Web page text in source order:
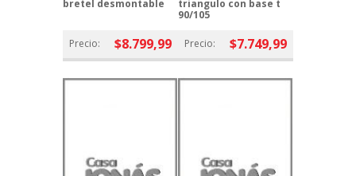
bretel desmontable
Precio: $8.799,99
triangulo con base t
90/105
Precio: $7.749,99